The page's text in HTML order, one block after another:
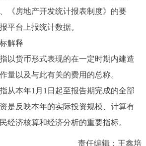
《房地产开发统计报表制度》的要
平台上报统计数据。
解释
货币形式表现的在一定时期内建造
量以及与此有关的费用的总称。
本年1月1日起至报告期完成的全部
是反映本年的实际投资规模、计算有
经济核算和经济分析的重要指标。
责任编辑：王鑫培